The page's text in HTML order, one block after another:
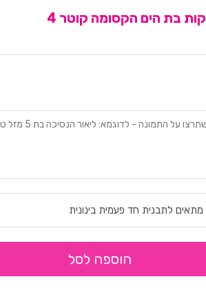
בת הים הקסומה קוטר 4
הוספה לסל